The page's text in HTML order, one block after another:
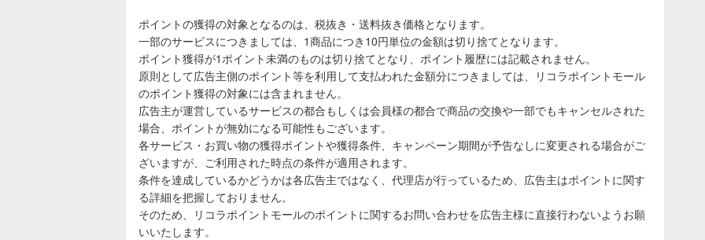
ポイントの獲得の対象となるのは、税抜き・送料抜き価格となります。
一部のサービスにつきましては、1商品につき10円単位の金額は切り捨てとなります。
ポイント獲得が1ポイント未満のものは切り捨てとなり、ポイント履歴には記載されません。
原則として広告主側のポイント等を利用して支払われた金額分につきましては、リコラポイントモール
のポイント獲得の対象には含まれません。
広告主が運営しているサービスの都合もしくは会員様の都合で商品の交換や一部でもキャンセルされた
場合、ポイントが無効になる可能性もございます。
各サービス・お買い物の獲得ポイントや獲得条件、キャンペーン期間が予告なしに変更される場合がご
ざいますが、ご利用された時点の条件が適用されます。
条件を達成しているかどうかは各広告主ではなく、代理店が行っているため、広告主はポイントに関す
る詳細を把握しておりません。
そのため、リコラポイントモールのポイントに関するお問い合わせを広告主様に直接行わないようお願
いいたします。